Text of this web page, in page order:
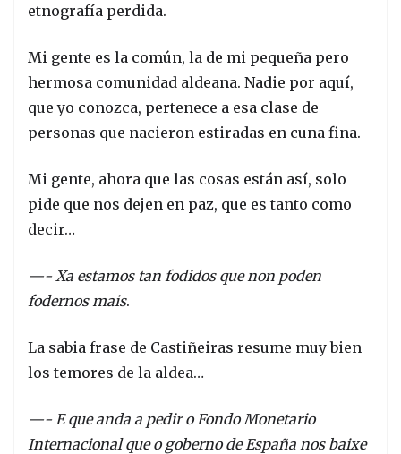
etnografía perdida.
Mi gente es la común, la de mi pequeña pero
hermosa comunidad aldeana. Nadie por aquí,
que yo conozca, pertenece a esa clase de
personas que nacieron estiradas en cuna fina.
Mi gente, ahora que las cosas están así, solo
pide que nos dejen en paz, que es tanto como
decir…
—- Xa estamos tan fodidos que non poden
fodernos mais.
La sabia frase de Castiñeiras resume muy bien
los temores de la aldea…
—- E que anda a pedir o Fondo Monetario
Internacional que o goberno de España nos baixe